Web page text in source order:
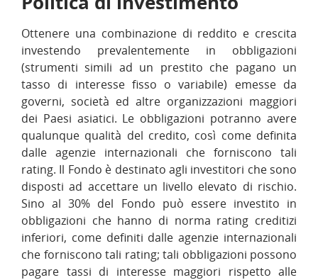
Ottenere una combinazione di reddito e crescita
investendo prevalentemente in obbligazioni
(strumenti simili ad un prestito che pagano un
tasso di interesse fisso o variabile) emesse da
governi, società ed altre organizzazioni maggiori
dei Paesi asiatici. Le obbligazioni potranno avere
qualunque qualità del credito, così come definita
dalle agenzie internazionali che forniscono tali
rating. Il Fondo è destinato agli investitori che sono
disposti ad accettare un livello elevato di rischio.
Sino al 30% del Fondo può essere investito in
obbligazioni che hanno di norma rating creditizi
inferiori, come definiti dalle agenzie internazionali
che forniscono tali rating; tali obbligazioni possono
pagare tassi di interesse maggiori rispetto alle